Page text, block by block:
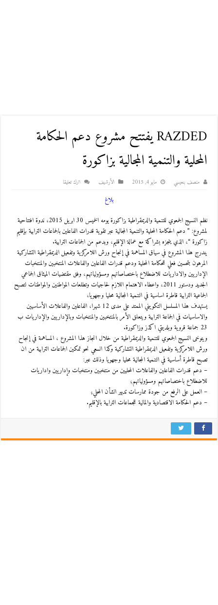
RAZDED يفتتح مشروع دعم الحكامة
المحلية والتنمية المجالية بزاكورة
منصف بنعيسي مايو 4, 2015 اﻷرشيف اترك تعليقا
بلاغ
نظم النسيج الجمعوي للتنمية والديمقراطية بزاكورة يومه الخميس 30 ابريل 2015، ندوة افتتاحية
لمشروع: ” دعم الحكامة المحلية والتنمية المجالية عبر تقوية قدرات الفاعلين بالجماعات الترابية بإقليم
زاكورة “، الذي ينجزه بشراكة مع عمالة الإقليم، وبدعم من الجماعات الترابية.
يندرج هذا المشروع في سياق المساهمة في إنجاح ورش اللامركزية وتفعيل الديمقراطية التشاركية
المرهون بتحسين فعلي للحكامة المحلية ودعم قدرات الفاعلين والفاعلات المنتخبين والمنتخبات
الإداريين والاداريات للاضطلاع باختصاصاتهم ومسؤولياتهم، وفق مقتضيات الميثاق الجماعي
الجديد ودستور 2011، واعطاء الاهتمام اللازم لحاجيات وتطلعات المواطنين والمواطنات لتصبح
الجماعية الترابية قاطرة اساسية في التنمية المجالية محليا وجهويا،
يستهدف هذا المسلسل التكويني الممتد على مدى 12 شهرا، الفاعلين والفاعلات الأساسيين
والاساسيات في الجماعة الترابية ويتعلق الأمر بالمنتخبين والمنتخبات وبالإداريين والإداريات ب
23 جماعة قروية وبلديتي اكذز وزاكورة.
ويتوخى النسيج الجمعوي للتنمية والديمقراطية من خلال انجاز هذا المشروع ، المساهمة في إنجاح
ورش اللامركزية وتفعيل الديمقراطية التشاركية وكذا السعي نحو تمكين الجماعات الترابية من ان
تصبح قاطرة أساسية في التنمية المجالية محليا وجهويا وذلك عبر:
– دعم قدرات الفاعلين والفاعلات المحليين من منتخبين ومنتخبات وإداريين واداريات
للاضطلاع باختصاصاتهم ومسؤولياتهم؛
– العمل على الرفع من جودة ممارسات تدبير الشأن المحلي؛
– دعم الحكامة الاقتصادية والمالية للجماعات الترابية بالإقليم.